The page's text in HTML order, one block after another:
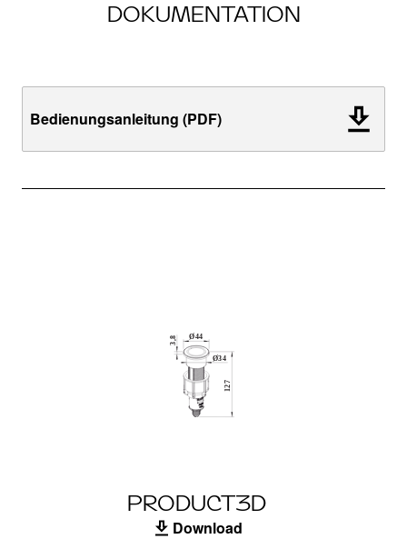
DOKUMENTATION
Bedienungsanleitung (PDF)
PRODUCT3D
Download